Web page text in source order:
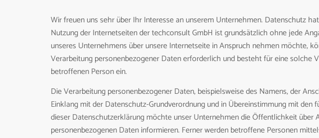
Wir freuen uns sehr über Ihr Interesse an unserem Unternehmen. Datenschutz
Nutzung der Internetseiten der techconsult GmbH ist grundsätzlich ohne jede
unseres Unternehmens über unsere Internetseite in Anspruch nehmen möchte,
Verarbeitung personenbezogener Daten erforderlich und besteht für eine solche
betroffenen Person ein.
Die Verarbeitung personenbezogener Daten, beispielsweise des Namens, der
Einklang mit der Datenschutz-Grundverordnung und in Übereinstimmung mit
dieser Datenschutzerklärung möchte unser Unternehmen die Öffentlichkeit
personenbezogenen Daten informieren. Ferner werden betroffene Personen